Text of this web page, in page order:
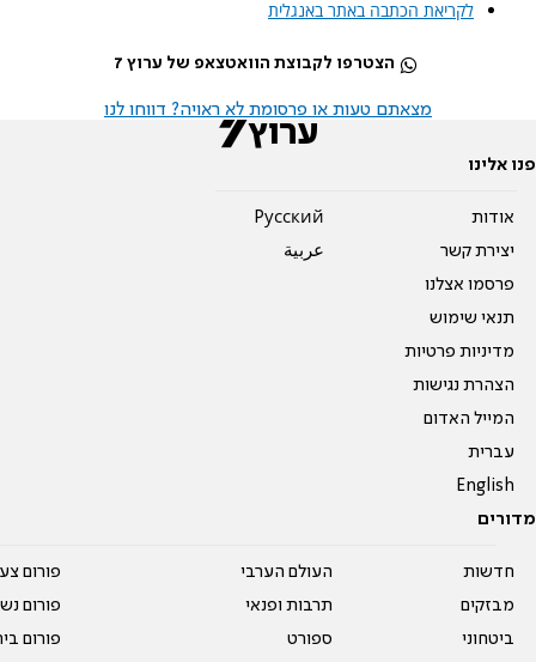
לקריאת הכתבה באתר באנגלית
הצטרפו לקבוצת הוואטצאפ של ערוץ 7
מצאתם טעות או פרסומת לא ראויה? דווחו לנו
פנו אלינו
אודות
יצירת קשר
פרסמו אצלנו
תנאי שימוש
מדיניות פרטיות
הצהרת נגישות
המייל האדום
עברית
English
Pусский
عربية
מדורים
חדשות
מבזקים
ביטחוני
העולם הערבי
תרבות ופנאי
ספורט
פורום
פורום
פורום